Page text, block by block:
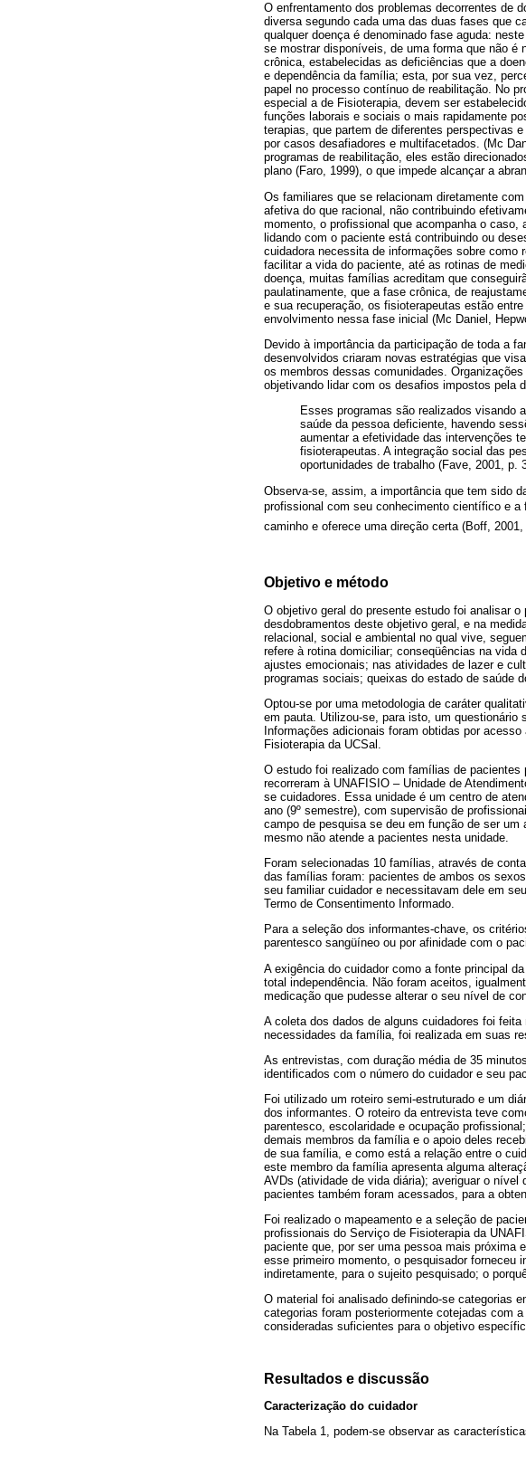
O enfrentamento dos problemas decorrentes de
diversa segundo cada uma das duas fases que
qualquer doença é denominado fase aguda:
se mostrar disponíveis, de uma forma que não é
crônica, estabelecidas as deficiências que a
e dependência da família; esta, por sua vez,
papel no processo contínuo de reabilitação. No
especial a de Fisioterapia, devem ser
funções laborais e sociais o mais rapidamente
terapias, que partem de diferentes perspectivas
por casos desafiadores e multifacetados. (Mc
programas de reabilitação, eles estão
plano (Faro, 1999), o que impede alcançar a
Os familiares que se relacionam diretamente
afetiva do que racional, não contribuindo
momento, o profissional que acompanha o
lidando com o paciente está contribuindo ou
cuidadora necessita de informações sobre
facilitar a vida do paciente, até as rotinas de
doença, muitas famílias acreditam que
paulatinamente, que a fase crônica, de
e sua recuperação, os fisioterapeutas estão
envolvimento nessa fase inicial (Mc Daniel,
Devido à importância da participação de toda a
desenvolvidos criaram novas estratégias que
os membros dessas comunidades.
objetivando lidar com os desafios impostos pela
Esses programas são realizados visando
saúde da pessoa deficiente, havendo
aumentar a efetividade das intervenções
fisioterapeutas. A integração social das
oportunidades de trabalho (Fave, 2001, p.
Observa-se, assim, a importância que tem sido
profissional com seu conhecimento científico e a
caminho e oferece uma direção certa (Boff,
Objetivo e método
O objetivo geral do presente estudo foi analisar
desdobramentos deste objetivo geral, e na
relacional, social e ambiental no qual vive,
refere à rotina domiciliar; conseqüências na
ajustes emocionais; nas atividades de lazer e
programas sociais; queixas do estado de saúde
Optou-se por uma metodologia de caráter
em pauta. Utilizou-se, para isto, um questionário
Informações adicionais foram obtidas por
Fisioterapia da UCSal.
O estudo foi realizado com famílias de
recorreram à UNAFISIO – Unidade de
se cuidadores. Essa unidade é um centro de
ano (9º semestre), com supervisão de
campo de pesquisa se deu em função de ser
mesmo não atende a pacientes nesta unidade.
Foram selecionadas 10 famílias, através de
das famílias foram: pacientes de ambos os
seu familiar cuidador e necessitavam dele em
Termo de Consentimento Informado.
Para a seleção dos informantes-chave, os
parentesco sangüíneo ou por afinidade com o
A exigência do cuidador como a fonte principal
total independência. Não foram aceitos,
medicação que pudesse alterar o seu nível de
A coleta dos dados de alguns cuidadores foi
necessidades da família, foi realizada em suas
As entrevistas, com duração média de 35
identificados com o número do cuidador e seu
Foi utilizado um roteiro semi-estruturado e um
dos informantes. O roteiro da entrevista teve
parentesco, escolaridade e ocupação
demais membros da família e o apoio deles
de sua família, e como está a relação entre o
este membro da família apresenta alguma
AVDs (atividade de vida diária); averiguar o
pacientes também foram acessados, para a
Foi realizado o mapeamento e a seleção de
profissionais do Serviço de Fisioterapia da
paciente que, por ser uma pessoa mais próxima
esse primeiro momento, o pesquisador forneceu
indiretamente, para o sujeito pesquisado; o
O material foi analisado definindo-se categorias
categorias foram posteriormente cotejadas com
consideradas suficientes para o objetivo
Resultados e discussão
Caracterização do cuidador
Na Tabela 1, podem-se observar as